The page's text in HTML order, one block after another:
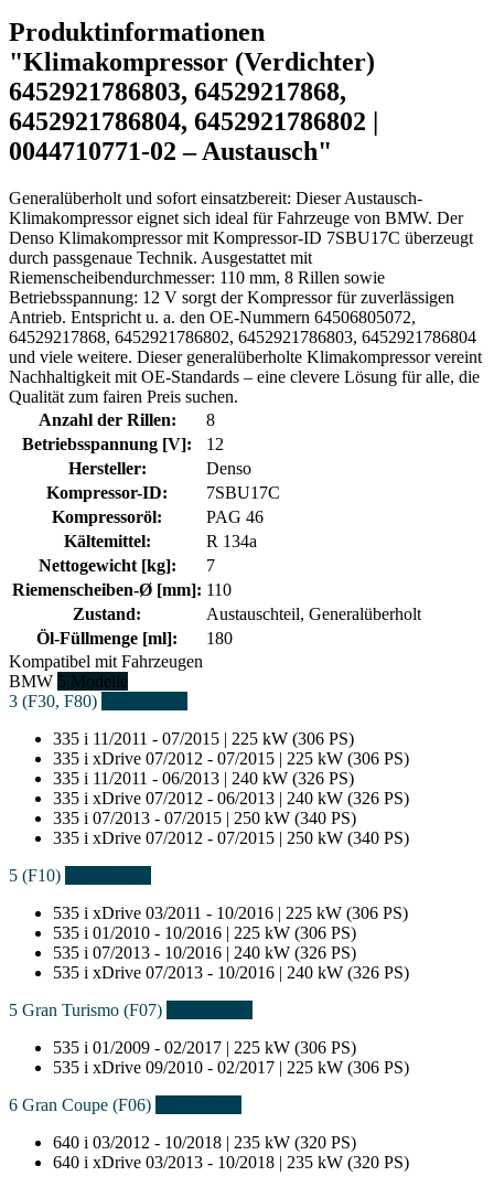
Produktinformationen
"Klimakompressor (Verdichter)
6452921786803, 64529217868,
6452921786804, 6452921786802 |
0044710771-02 – Austausch"
Generalüberholt und sofort einsatzbereit: Dieser Austausch-
Klimakompressor eignet sich ideal für Fahrzeuge von BMW. Der
Denso Klimakompressor mit Kompressor-ID 7SBU17C überzeugt
durch passgenaue Technik. Ausgestattet mit
Riemenscheibendurchmesser: 110 mm, 8 Rillen sowie
Betriebsspannung: 12 V sorgt der Kompressor für zuverlässigen
Antrieb. Entspricht u. a. den OE-Nummern 64506805072,
64529217868, 6452921786802, 6452921786803, 6452921786804
und viele weitere. Dieser generalüberholte Klimakompressor vereint
Nachhaltigkeit mit OE-Standards – eine clevere Lösung für alle, die
Qualität zum fairen Preis suchen.
Anzahl der Rillen:
8
Betriebsspannung [V]:
12
Hersteller:
Denso
Kompressor-ID:
7SBU17C
Kompressoröl:
PAG 46
Kältemittel:
R 134a
Nettogewicht [kg]:
7
Riemenscheiben-Ø [mm]: 110
Zustand:
Austauschteil, Generalüberholt
Öl-Füllmenge [ml]:
180
Kompatibel mit Fahrzeugen
BMW 5 Modelle
3 (F30, F80)
335 i 11/2011 - 07/2015 | 225 kW (306 PS)
335 i xDrive 07/2012 - 07/2015 | 225 kW (306 PS)
335 i 11/2011 - 06/2013 | 240 kW (326 PS)
335 i xDrive 07/2012 - 06/2013 | 240 kW (326 PS)
335 i 07/2013 - 07/2015 | 250 kW (340 PS)
335 i xDrive 07/2012 - 07/2015 | 250 kW (340 PS)
5 (F10)
535 i xDrive 03/2011 - 10/2016 | 225 kW (306 PS)
535 i 01/2010 - 10/2016 | 225 kW (306 PS)
535 i 07/2013 - 10/2016 | 240 kW (326 PS)
535 i xDrive 07/2013 - 10/2016 | 240 kW (326 PS)
5 Gran Turismo (F07)
535 i 01/2009 - 02/2017 | 225 kW (306 PS)
535 i xDrive 09/2010 - 02/2017 | 225 kW (306 PS)
6 Gran Coupe (F06)
640 i 03/2012 - 10/2018 | 235 kW (320 PS)
640 i xDrive 03/2013 - 10/2018 | 235 kW (320 PS)